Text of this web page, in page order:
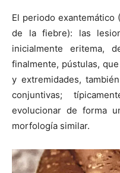
El periodo exantemático
de la fiebre): las
inicialmente eritema,
finalmente, pústulas,
y extremidades,
conjuntivas;
evolucionar de forma
morfología similar.